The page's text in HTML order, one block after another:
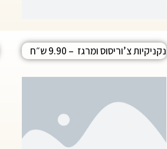
נקניקיות צ’וריסוס ומרגז – 9.90 ש״ח